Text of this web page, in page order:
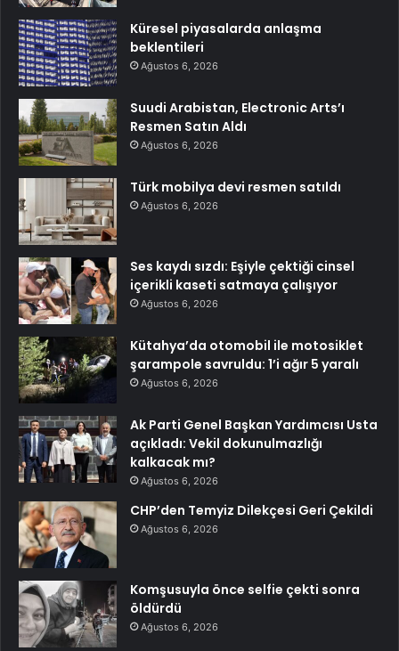
Küresel piyasalarda anlaşma
beklentileri
Ağustos 6, 2026
Suudi Arabistan, Electronic Arts’ı
Resmen Satın Aldı
Ağustos 6, 2026
Türk mobilya devi resmen satıldı
Ağustos 6, 2026
Ses kaydı sızdı: Eşiyle çektiği cinsel
içerikli kaseti satmaya çalışıyor
Ağustos 6, 2026
Kütahya’da otomobil ile motosiklet
şarampole savruldu: 1’i ağır 5 yaralı
Ağustos 6, 2026
Ak Parti Genel Başkan Yardımcısı Usta
açıkladı: Vekil dokunulmazlığı
kalkacak mı?
Ağustos 6, 2026
CHP’den Temyiz Dilekçesi Geri Çekildi
Ağustos 6, 2026
Komşusuyla önce selfie çekti sonra
öldürdü
Ağustos 6, 2026